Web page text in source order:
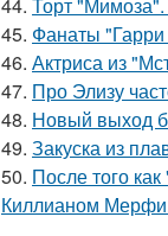
45. Фанаты "Гарри
46. Актриса из
47. Про Элизу
48. Новый выход
49. Закуска из
50. После того
Киллианом